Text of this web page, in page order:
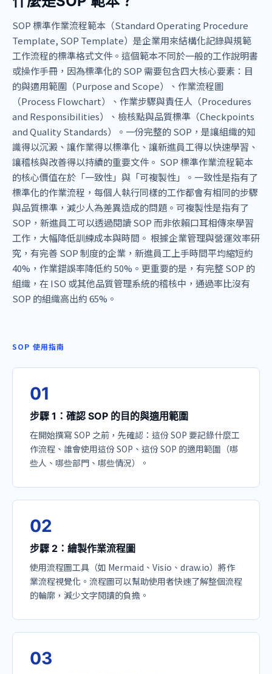
SOP 標準作業流程範本（Standard Operating Procedure
Template, SOP Template）是企業用來結構化記錄與規範
工作流程的標準格式文件。這個範本不同於一般的工作說明書
或操作手冊，因為標準化的 SOP 需要包含四大核心要素：目
的與適用範圍（Purpose and Scope）、作業流程圖
（Process Flowchart）、作業步驟與責任人（Procedures
and Responsibilities）、檢核點與品質標準（Checkpoints
and Quality Standards）。一份完整的 SOP，是讓組織的知
識得以沉澱、讓作業得以標準化、讓新進員工得以快速學習、
讓稽核與改善得以持續的重要文件。 SOP 標準作業流程範本
的核心價值在於「一致性」與「可複製性」。一致性是指有了
標準化的作業流程，每個人執行同樣的工作都會有相同的步驟
與品質標準，減少人為差異造成的問題。可複製性是指有了
SOP，新進員工可以透過閱讀 SOP 而非依賴口耳相傳來學習
工作，大幅降低訓練成本與時間。 根據企業管理與營運效率研
究，有完善 SOP 制度的企業，新進員工上手時間平均縮短約
40%，作業錯誤率降低約 50%。更重要的是，有完整 SOP 的
組織，在 ISO 或其他品質管理系統的稽核中，通過率比沒有
SOP 的組織高出約 65%。
SOP 使用指南
01
步驟 1：確認 SOP 的目的與適用範圍
在開始撰寫 SOP 之前，先確認：這份 SOP 要記錄什麼工
作流程、誰會使用這份 SOP、這份 SOP 的適用範圍（哪
些人、哪些部門、哪些情況）。
02
步驟 2：繪製作業流程圖
使用流程圖工具（如 Mermaid、Visio、draw.io）將作
業流程視覺化。流程圖可以幫助使用者快速了解整個流程
的輪廓，減少文字閱讀的負擔。
03